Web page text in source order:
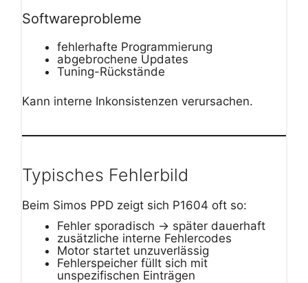
Softwareprobleme
fehlerhafte Programmierung
abgebrochene Updates
Tuning-Rückstände
Kann interne Inkonsistenzen verursachen.
Typisches Fehlerbild
Beim Simos PPD zeigt sich P1604 oft so:
Fehler sporadisch → später dauerhaft
zusätzliche interne Fehlercodes
Motor startet unzuverlässig
Fehlerspeicher füllt sich mit
unspezifischen Einträgen